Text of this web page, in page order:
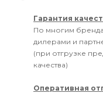
Гарантия
По многим
дилерами и
(при отгрузке
качества)
Оперативная